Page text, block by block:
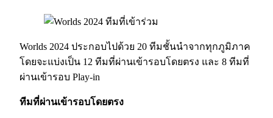
Worlds 2024 ประกอบไปด้วย 20 ทีมชั้นนำจากทุกภูมิภาค
โดยจะแบ่งเป็น 12 ทีมที่ผ่านเข้ารอบโดยตรง และ 8 ทีมที่
ผ่านเข้ารอบ Play-in
ทีมที่ผ่านเข้ารอบโดยตรง